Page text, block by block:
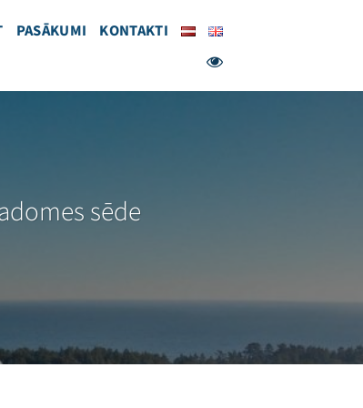
PASĀKUMI KONTAKTI
sēde